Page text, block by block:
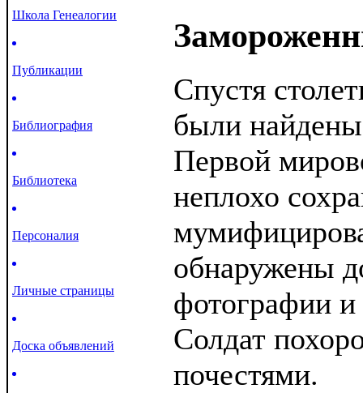
Школа Генеалогии
Публикации
Библиография
Библиотека
Персоналия
Личные страницы
Доска объявлений
Спустя
были найдены
Первой
неплохо
обнаружены
фотографии
Солдат
почестями.